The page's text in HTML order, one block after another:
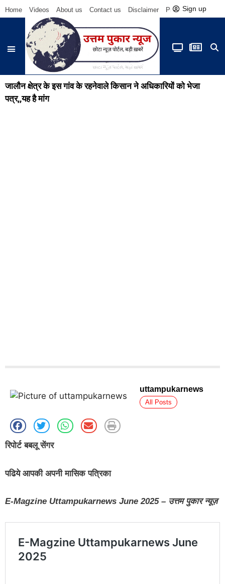
Home Videos About us Contact us Disclaimer Privacy Policy
Sign up
जालौन क्षेत्र के इस गांव के रहनेवाले किसान ने अधिकारियों को भेजा
पत्र,,यह है मांग
uttampukarnews
All Posts
रिपोर्ट बबलू सेंगर
पढिये आपकी अपनी मासिक पत्रिका
E-Magzine Uttampukarnews June 2025 – उत्तम पुकार न्यूज़